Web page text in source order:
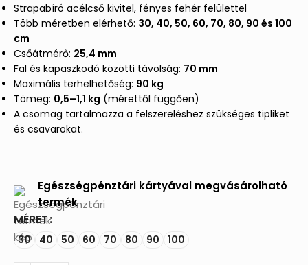
Strapabíró acélcső kivitel, fényes fehér felülettel
Több méretben elérhető: 30, 40, 50, 60, 70, 80, 90 és 100
cm
Csőátmérő: 25,4 mm
Fal és kapaszkodó közötti távolság: 70 mm
Maximális terhelhetőség: 90 kg
Tömeg: 0,5–1,1 kg (mérettől függően)
A csomag tartalmazza a felszereléshez szükséges tipliket
és csavarokat.
Egészségpénztári kártyával megvásárolható
termék
MÉRET
30 40 50 60 70 80 90 100